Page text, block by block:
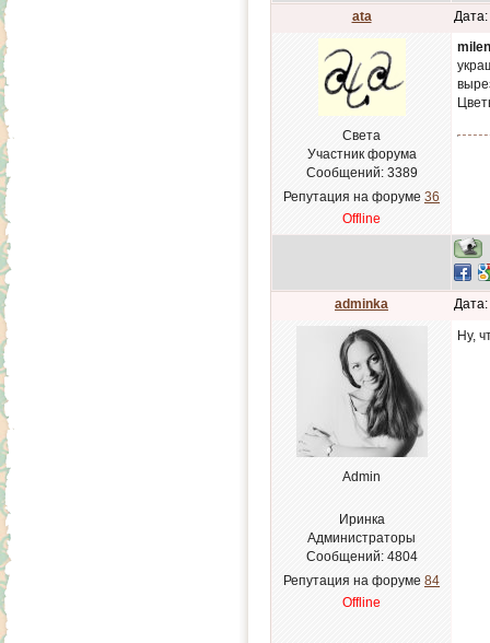
ata
Света
Участник форума
Сообщений: 3389
Репутация на форуме 36
Offline
adminka
Admin
Иринка
Администраторы
Сообщений: 4804
Репутация на форуме 84
Offline
Ну,